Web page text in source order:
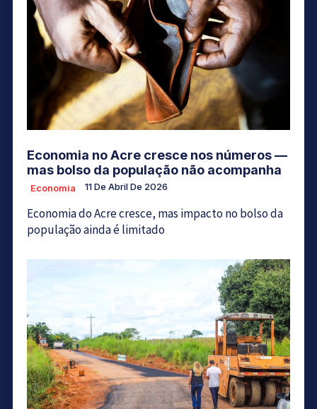
Economia no Acre cresce nos números —
mas bolso da população não acompanha
Economia 11 De Abril De 2026
Economia do Acre cresce, mas impacto no bolso da
população ainda é limitado